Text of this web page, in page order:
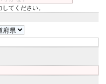
てください。